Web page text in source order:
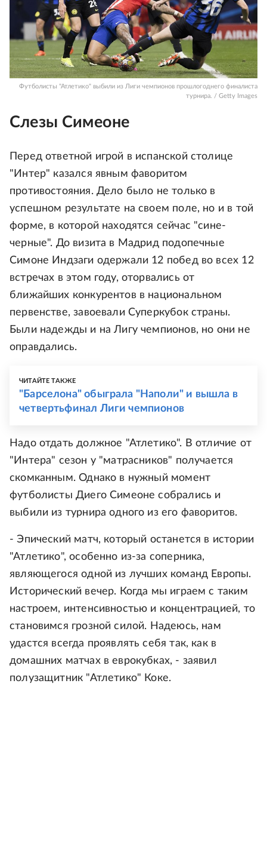
Футболисты "Атлетико" выбили из Лиги чемпионов прошлогоднего финалиста
турнира. / Getty Images
Слезы Симеоне
Перед ответной игрой в испанской столице
"Интер" казался явным фаворитом
противостояния. Дело было не только в
успешном результате на своем поле, но и в той
форме, в которой находятся сейчас "сине-
черные". До визита в Мадрид подопечные
Симоне Индзаги одержали 12 побед во всех 12
встречах в этом году, оторвались от
ближайших конкурентов в национальном
первенстве, завоевали Суперкубок страны.
Были надежды и на Лигу чемпионов, но они не
оправдались.
ЧИТАЙТЕ ТАКЖЕ
"Барселона" обыграла "Наполи" и вышла в
четвертьфинал Лиги чемпионов
Надо отдать должное "Атлетико". В отличие от
"Интера" сезон у "матрасников" получается
скомканным. Однако в нужный момент
футболисты Диего Симеоне собрались и
выбили из турнира одного из его фаворитов.
- Эпический матч, который останется в истории
"Атлетико", особенно из-за соперника,
являющегося одной из лучших команд Европы.
Исторический вечер. Когда мы играем с таким
настроем, интенсивностью и концентрацией, то
становимся грозной силой. Надеюсь, нам
удастся всегда проявлять себя так, как в
домашних матчах в еврокубках, - заявил
полузащитник "Атлетико" Коке.